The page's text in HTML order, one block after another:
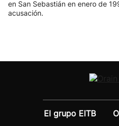
en San Sebastián en enero de
acusación.
El grupo EITB